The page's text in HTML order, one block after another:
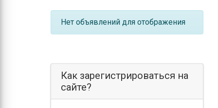
Нет объявлений для отображения
Как зарегистрироваться на
сайте?